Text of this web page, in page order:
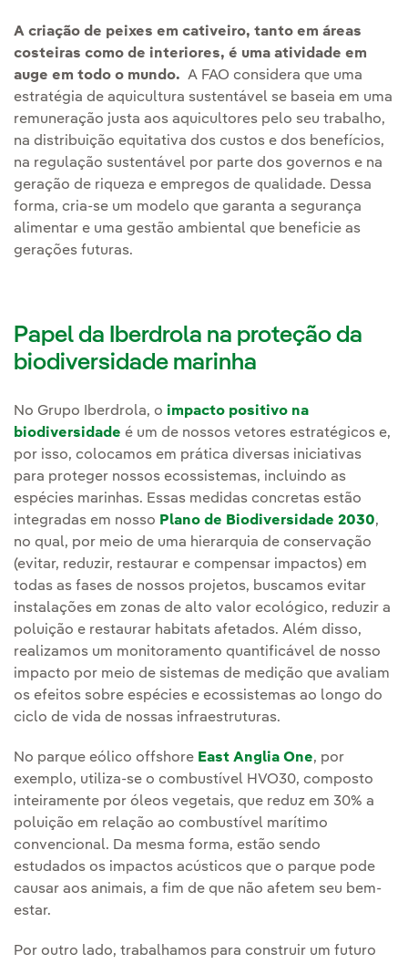
A criação de peixes em cativeiro, tanto em áreas
costeiras como de interiores, é uma atividade em
auge em todo o mundo. A FAO considera que uma
estratégia de aquicultura sustentável se baseia em uma
remuneração justa aos aquicultores pelo seu trabalho,
na distribuição equitativa dos custos e dos benefícios,
na regulação sustentável por parte dos governos e na
geração de riqueza e empregos de qualidade. Dessa
forma, cria-se um modelo que garanta a segurança
alimentar e uma gestão ambiental que beneficie as
gerações futuras.
Papel da Iberdrola na proteção da
biodiversidade marinha
No Grupo Iberdrola, o impacto positivo na
biodiversidade é um de nossos vetores estratégicos e,
por isso, colocamos em prática diversas iniciativas
para proteger nossos ecossistemas, incluindo as
espécies marinhas. Essas medidas concretas estão
integradas em nosso Plano de Biodiversidade 2030,
no qual, por meio de uma hierarquia de conservação
(evitar, reduzir, restaurar e compensar impactos) em
todas as fases de nossos projetos, buscamos evitar
instalações em zonas de alto valor ecológico, reduzir a
poluição e restaurar habitats afetados. Além disso,
realizamos um monitoramento quantificável de nosso
impacto por meio de sistemas de medição que avaliam
os efeitos sobre espécies e ecossistemas ao longo do
ciclo de vida de nossas infraestruturas.
No parque eólico offshore East Anglia One, por
exemplo, utiliza-se o combustível HVO30, composto
inteiramente por óleos vegetais, que reduz em 30% a
poluição em relação ao combustível marítimo
convencional. Da mesma forma, estão sendo
estudados os impactos acústicos que o parque pode
causar aos animais, a fim de que não afetem seu bem-
estar.
Por outro lado, trabalhamos para construir um futuro